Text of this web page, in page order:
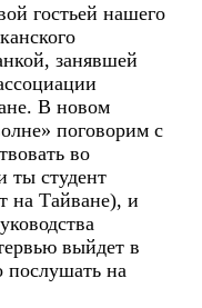
гостьей нашего
занявшей
В новом
поговорим с
во
ты студент
на Тайване), и
выйдет в
послушать на